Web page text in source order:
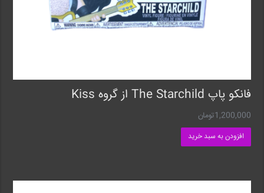
فانکو پاپ The Starchild از گروه Kiss
1,200,000تومان
افزودن به سبد خرید